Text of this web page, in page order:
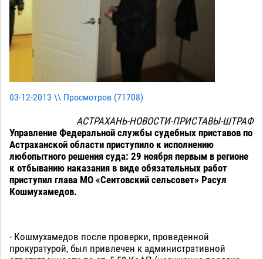
03-12-2013 \\ Просмотров (71708)
АСТРАХАНЬ-НОВОСТИ-ПРИСТАВЫ-ШТРАФ
Управление Федеральной службы судебных приставов по
Астраханской области приступило к исполнению
любопытного решения суда: 29 ноября первым в регионе
к отбыванию наказания в виде обязательных работ
приступил глава МО «Сеитовский сельсовет» Расул
Кошмухамедов.
- Кошмухамедов после проверки, проведенной
прокуратурой, был привлечен к административной